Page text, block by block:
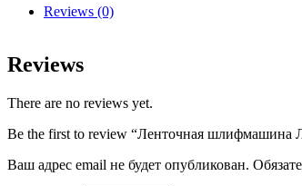
Reviews (0)
Reviews
There are no reviews yet.
Be the first to review “Ленточная
Ваш адрес email не будет опубликован.